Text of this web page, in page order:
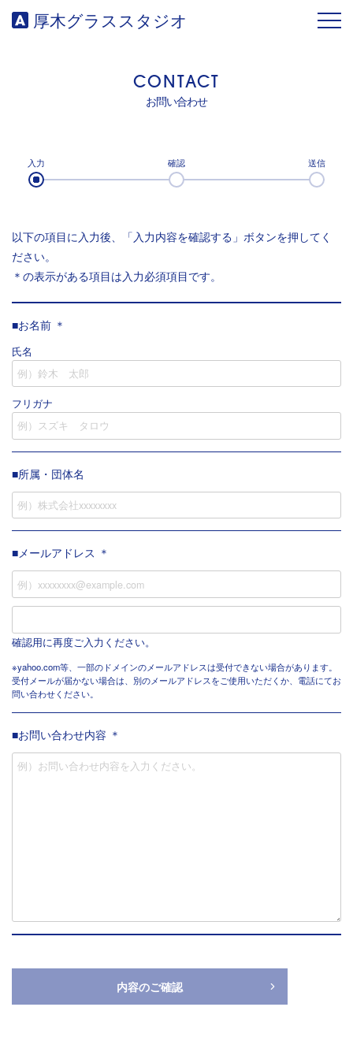
厚木グラススタジオ
BRAND
お問い合わせ
入力 確認 送信
以下の項目に入力後、「入力内容を確認する」ボタンを押してく
ださい。
＊の表示がある項目は入力必須項目です。
お名前 ＊
氏名
フリガナ
所属・団体名
メールアドレス ＊
確認用に再度ご入力ください。
※yahoo.com等、一部のドメインのメールアドレスは受付できない場合があります。
受付メールが届かない場合は、別のメールアドレスをご使用いただくか、電話にてお
問い合わせください。
お問い合わせ内容 ＊
内容のご確認